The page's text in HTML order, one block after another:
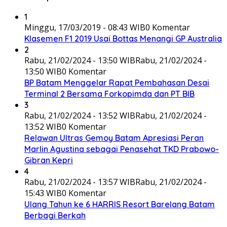
1
Minggu, 17/03/2019 - 08:43 WIB0 Komentar
Klasemen F1 2019 Usai Bottas Menangi GP Australia
2
Rabu, 21/02/2024 - 13:50 WIBRabu, 21/02/2024 -
13:50 WIB0 Komentar
BP Batam Menggelar Rapat Pembahasan Desai
Terminal 2 Bersama Forkopimda dan PT BIB
3
Rabu, 21/02/2024 - 13:52 WIBRabu, 21/02/2024 -
13:52 WIB0 Komentar
Relawan Ultras Gemoy Batam Apresiasi Peran
Marlin Agustina sebagai Penasehat TKD Prabowo-
Gibran Kepri
4
Rabu, 21/02/2024 - 13:57 WIBRabu, 21/02/2024 -
15:43 WIB0 Komentar
Ulang Tahun ke 6 HARRIS Resort Barelang Batam
Berbagi Berkah